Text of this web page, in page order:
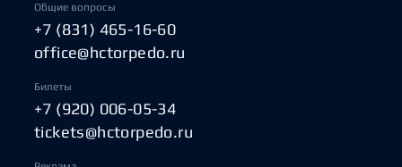
Общие вопросы
+7 (831) 465-16-60
office@hctorpedo.ru
Билеты
+7 (920) 006-05-34
tickets@hctorpedo.ru